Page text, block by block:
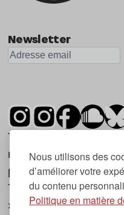
Nous utilisons des
d’améliorer votre
du contenu
Politique en matière
Newsletter
Tsugi est un mensuel
musique et les
première parution
Tsugi en japonais
», ce qui correspond